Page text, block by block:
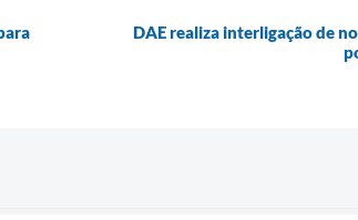
DAE realiza interligação de